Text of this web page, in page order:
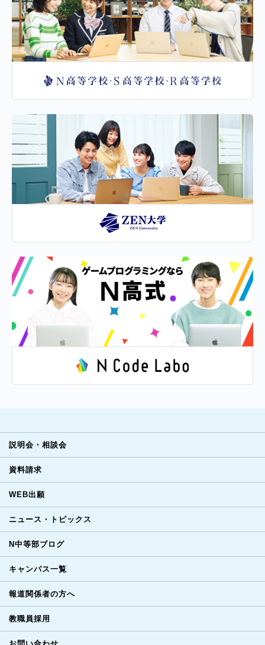
説明会・相談会
資料請求
WEB出願
ニュース・トピックス
N中等部ブログ
キャンパス一覧
報道関係者の方へ
教職員採用